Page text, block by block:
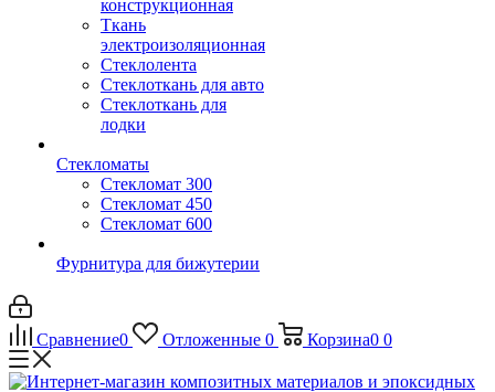
конструкционная
Ткань
электроизоляционная
Стеклолента
Стеклоткань для авто
Стеклоткань для
лодки
Стекломаты
Стекломат 300
Стекломат 450
Стекломат 600
Фурнитура для бижутерии
Сравнение0 Отложенные 0 Корзина0 0